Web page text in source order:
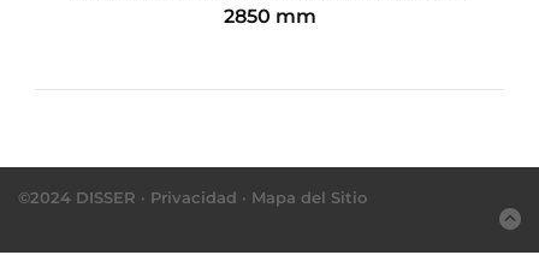
2850 mm
©2024 DISSER · Privacidad · Mapa del Sitio